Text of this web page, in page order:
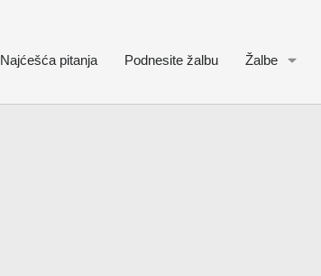
Najćešća pitanja Podnesite žalbu Žalbe